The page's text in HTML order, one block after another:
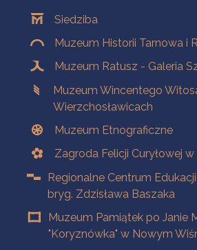
Siedziba
Muzeum Historii Tarnowa i
Muzeum Ratusz - Galeria
Muzeum Wincentego
Wierzchosławicach
Muzeum Etnograficzne
Zagroda Felicji Curyłowej
Regionalne Centrum
bryg. Zdzisława Baszaka
Muzeum Pamiątek po Janie
"Koryznówka" w Nowym